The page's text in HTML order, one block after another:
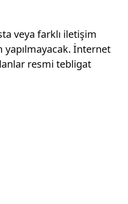
veya farklı iletişim
yapılmayacak. İnternet
resmi tebligat